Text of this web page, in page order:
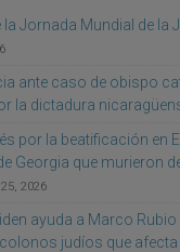
Jornada Mundial de la
ante caso de obispo
la dictadura
por la beatificación en
Georgia que murieron
2026
ayuda a Marco Rubio
judíos que